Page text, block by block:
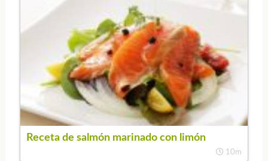
Receta de salmón marinado con limón
10m